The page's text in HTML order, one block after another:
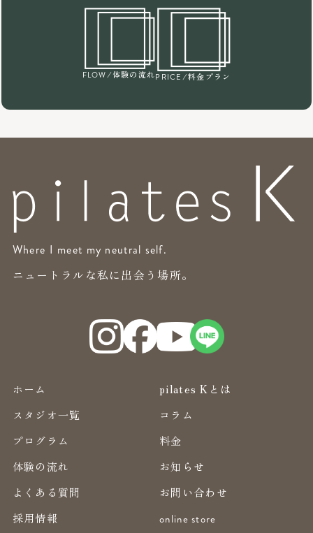
FLOW /体験の流れPRICE /料金プラン
Where I meet my neutral self.
ニュートラルな私に出会う場所。
ホーム
pilates Kとは
スタジオ一覧
コラム
プログラム
料金
体験の流れ
お知らせ
よくある質問
お問い合わせ
採用情報
online store